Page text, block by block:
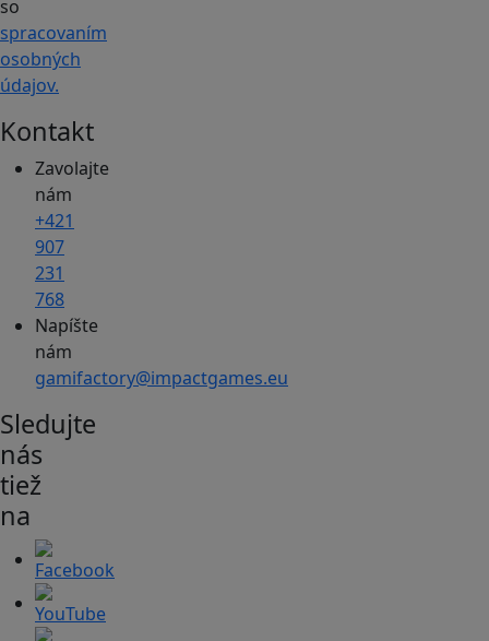
so
spracovaním
osobných
údajov.
Kontakt
Zavolajte
nám
+421
907
231
768
Napíšte
nám
gamifactory@impactgames.eu
Sledujte
nás
tiež
na